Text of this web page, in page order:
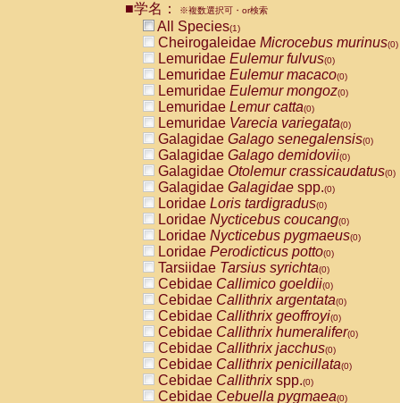
CebidaeCebus nigrivittatus
CebidaeCebus
CebidaeSaimiri boliviensis(0)
CebidaeSaimiri sciureus(0)
AtelidaeAlouatta caraya(0)
AtelidaeAlouatta fusca(0)
AtelidaeAlouatta seniculus
AtelidaeAlouattaspp.(0)
AtelidaeAteles belzebuth(0)
AtelidaeAteles geoffroyi(0)
AtelidaeAteles paniscus(0)
AtelidaeAtelesspp.(0)
Atelidae Lagothrix lagothricha
AtelidaeLagothrix lagothricha cana
PitheciidaeCacajao calvus
PitheciidaeCallicebus cupreus
PitheciidaeCallicebus donacophilus
PitheciidaeCallicebus moloch
PitheciidaeCallicebus torquatus
PitheciidaeCallicebusspp.(0)
PitheciidaeChiropotes satanas(0)
PitheciidaePithecia monachus
PitheciidaePithecia pithecia(0)
CercopithecidaeCercocebus agilis
CercopithecidaeCercocebus
■学名： ※複数選択可・or検索
All Species(1)
Cheirogaleidae Microcebus murinus(0)
Lemuridae Eulemur fulvus(0)
Lemuridae Eulemur macaco(0)
Lemuridae Eulemur mongoz(0)
Lemuridae Lemur catta(0)
Lemuridae Varecia variegata(0)
Galagidae Galago senegalensis(0)
Galagidae Galago demidovii(0)
Galagidae Otolemur crassicaudatus(0)
Galagidae Galagidae spp.(0)
Loridae Loris tardigradus(0)
Loridae Nycticebus coucang(0)
Loridae Nycticebus pygmaeus(0)
Loridae Perodicticus potto(0)
Tarsiidae Tarsius syrichta(0)
Cebidae Callimico goeldii(0)
Cebidae Callithrix argentata(0)
Cebidae Callithrix geoffroyi(0)
Cebidae Callithrix humeralifer(0)
Cebidae Callithrix jacchus(0)
Cebidae Callithrix penicillata(0)
Cebidae Callithrixspp.(0)
Cebidae Cebuella pygmaea(0)